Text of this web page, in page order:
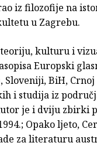
iz filozofije na
u Zagrebu.
kulturu i
Europski
Sloveniji, BiH,
i studija iz
je i dviju zbirki
Opako ljeto,
za literaturu